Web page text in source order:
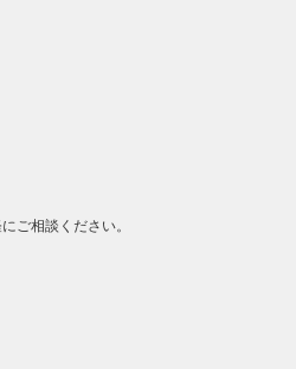
ご相談ください。